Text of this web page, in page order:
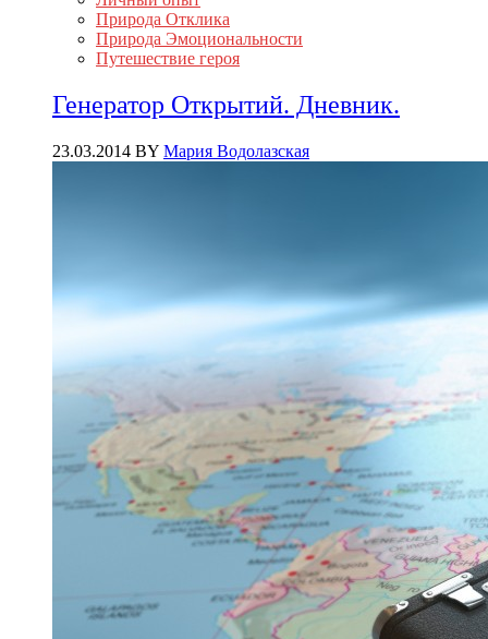
Природа Отклика
Природа Эмоциональности
Путешествие героя
Генератор Открытий. Дневник.
23.03.2014 BY Мария Водолазская